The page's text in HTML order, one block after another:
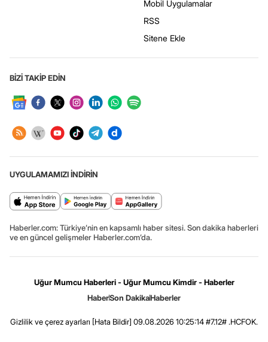
Mobil Uygulamalar
RSS
Sitene Ekle
BİZİ TAKİP EDİN
UYGULAMAMIZI İNDİRİN
Haberler.com: Türkiye’nin en kapsamlı haber sitesi. Son dakika haberleri
ve en güncel gelişmeler Haberler.com’da.
Uğur Mumcu Haberleri - Uğur Mumcu Kimdir - Haberler
HaberSon DakikaHaberler
Gizlilik ve çerez ayarları [Hata Bildir] 09.08.2026 10:25:14 #7.12# .HCFOK.